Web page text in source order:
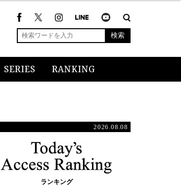
検索
SERIES RANKING
2026.08.08
ランキング